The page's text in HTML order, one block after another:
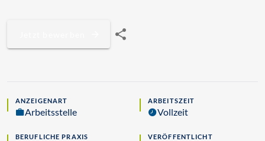
ANZEIGENART
Arbeitsstelle
ARBEITSZEIT
Vollzeit
BERUFLICHE PRAXIS VERÖFFENTLICHT